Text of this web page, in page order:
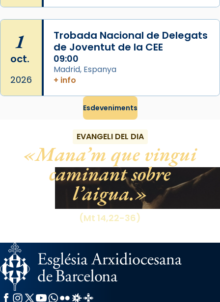
1
oct.
2026
Trobada Nacional de Delegats
de Joventut de la CEE
09:00
Madrid, Espanya
+ info
Esdeveniments
EVANGELI DEL DIA
Mana’m que vingui
caminant sobre
l’aigua.
(Mt 14,22-36)
Facebook
Instagram
X / Twitter
YouTube
WhatsApp
FlickrRadio Estel
Catalunya Cristiana